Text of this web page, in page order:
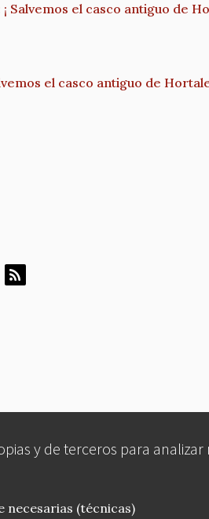
y de terceros para
necesarias (técnicas)
¡ Salvemos el casco antiguo de
el casco antiguo de